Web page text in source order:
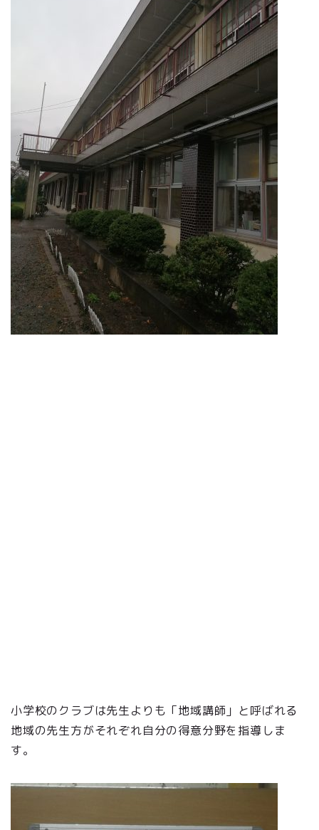
小学校のクラブは先生よりも「地域講師」と呼ばれる
地域の先生方がそれぞれ自分の得意分野を指導しま
す。